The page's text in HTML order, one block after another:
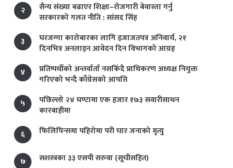
२
सैन्य संख्या बढाएर शिक्षा–रोजगारी बेवास्ता गर्नु
सरकारको गलत नीति : सांसद सिंह
३
घरजग्गा कारोबारका लागि इजाजतपत्र अनिवार्य, २१
दिनभित्र अनलाइन आवेदन दिन विभागको आग्रह
४
प्रतिष्पर्धीको अन्तर्वार्ता नसकिँदै प्राधिकरण अध्यक्ष नियुक्त
गरिएको भन्दै काँग्रेसको आपत्ति
५
पछिल्लो २४ घण्टामा एक हजार १७३ सवारीसाधन
कारबाहीमा
६
फिलिपिन्समा पहिरोमा परी चार जनाको मृत्यु
७ सशस्त्रका ३३ एसपी सरुवा (सूचीसहित)